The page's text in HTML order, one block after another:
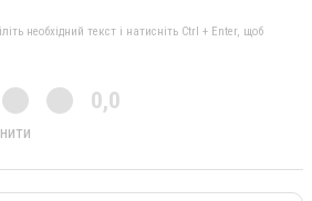
необхідний текст і натисніть Ctrl + Enter, щоб
0,0